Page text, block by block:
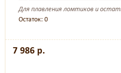
Для плавления ломтиков и
Остаток: 0
7 986 р.